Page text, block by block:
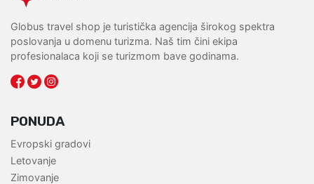
Globus travel shop je turistička agencija širokog spektra
poslovanja u domenu turizma. Naš tim čini ekipa
profesionalaca koji se turizmom bave godinama.
PONUDA
Evropski gradovi
Letovanje
Zimovanje